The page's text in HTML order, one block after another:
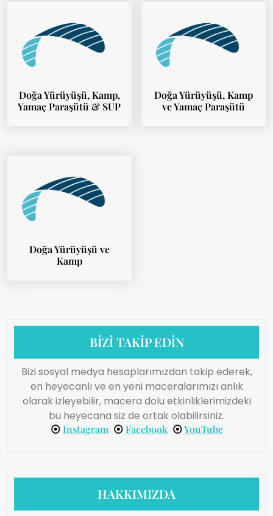
Doğa Yürüyüşü, Kamp,
Yamaç Paraşütü & SUP
Doğa Yürüyüşü, Kamp
ve Yamaç Paraşütü
Doğa Yürüyüşü ve
Kamp
BİZİ TAKİP EDİN
Bizi sosyal medya hesaplarımızdan takip ederek,
en heyecanlı ve en yeni maceralarımızı anlık
olarak izleyebilir, macera dolu etkinliklerimizdeki
bu heyecana siz de ortak olabilirsiniz.
⦿Instagram⦿Facebook⦿YouTube
HAKKIMIZDA